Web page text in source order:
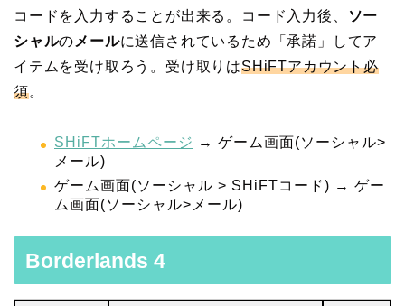
コードを入力することが出来る。コード入力後、
ソー
シャルの メールに送信されているため「承諾」してア
イテムを受け取ろう。受け取りはSHiFTアカウント必
須。
SHiFTホームページ → ゲーム画面(ソーシャル>
メール)
ゲーム画面(ソーシャル > SHiFTコード) → ゲー
ム画面(ソーシャル>メール)
Borderlands 4